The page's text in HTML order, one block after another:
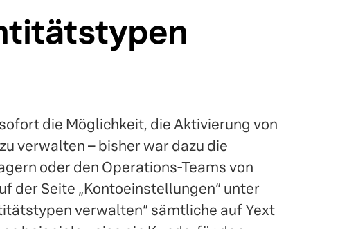
die Möglichkeit, die Aktivierung von
verwalten – bisher war dazu die
oder den Operations-Teams von
der Seite „Kontoeinstellungen“ unter
verwalten“ sämtliche auf Yext